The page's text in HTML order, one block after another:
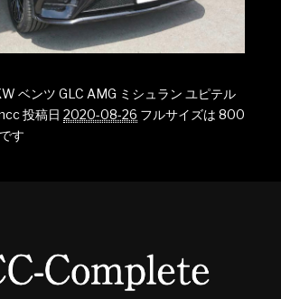
ベンツ GLC AMG ミシュラン ユピテル
投稿日 2020-08-26 フルサイズは 800
す